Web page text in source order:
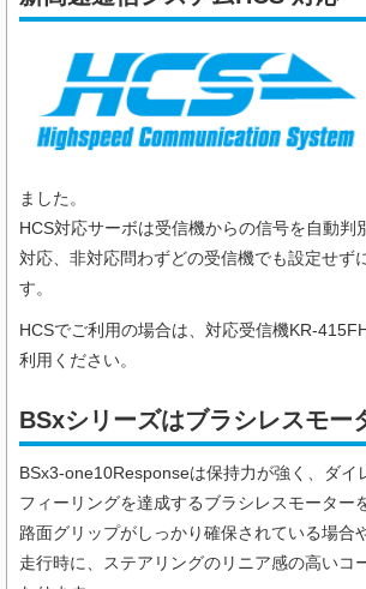
ました。
HCS対応サーボは受信機からの信号を自動判
対応、非対応問わずどの受信機でも設定せず
す。
HCSでご利用の場合は、対応受信機KR-
利用ください。
BSxシリーズはブラシレスモー
BSx3-one10Responseは保持力が強く、ダイ
フィーリングを達成するブラシレスモーター
路面グリップがしっかり確保されている場合
走行時に、ステアリングのリニア感の高いコ